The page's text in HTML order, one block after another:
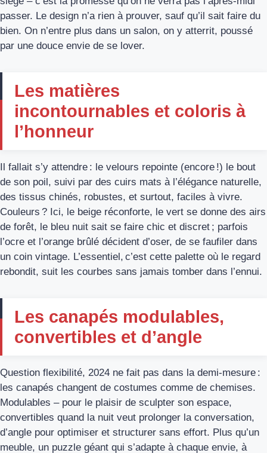
passer. Le design n’a rien à prouver, sauf qu’il sait faire du
bien. On n’entre plus dans un salon, on y atterrit, poussé
par une douce envie de se lover.
Les matières
incontournables et coloris à
l’honneur
Il fallait s’y attendre : le velours repointe (encore !) le bout
de son poil, suivi par des cuirs mats à l’élégance naturelle,
des tissus chinés, robustes, et surtout, faciles à vivre.
Couleurs ? Ici, le beige réconforte, le vert se donne des airs
de forêt, le bleu nuit sait se faire chic et discret ; parfois
l’ocre et l’orange brûlé décident d’oser, de se faufiler dans
un coin vintage. L’essentiel, c’est cette palette où le regard
rebondit, suit les courbes sans jamais tomber dans l’ennui.
Les canapés modulables,
convertibles et d’angle
Question flexibilité, 2024 ne fait pas dans la demi-mesure :
les canapés changent de costumes comme de chemises.
Modulables – pour le plaisir de sculpter son espace,
convertibles quand la nuit veut prolonger la conversation,
d’angle pour optimiser et structurer sans effort. Plus qu’un
meuble, un puzzle géant qui s’adapte à chaque envie, à